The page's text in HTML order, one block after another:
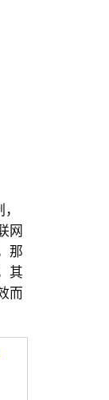
网
那
其
而